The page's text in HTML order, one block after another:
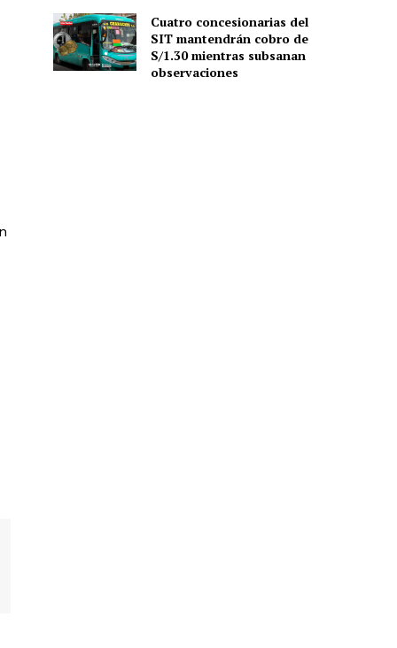
Cuatro concesionarias del
SIT mantendrán cobro de
S/1.30 mientras subsanan
observaciones